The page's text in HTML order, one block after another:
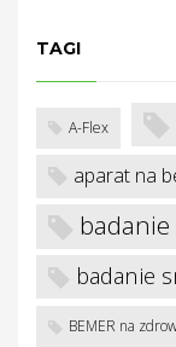
TAGI
A-Flex
aparat na
badanie
BEMER na